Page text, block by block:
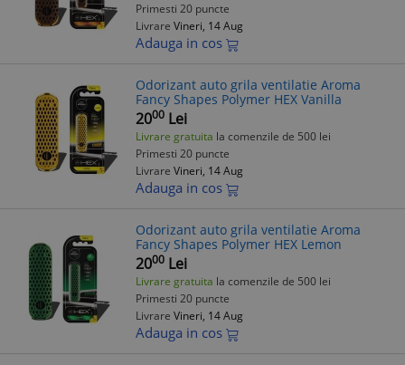
Primesti 20 puncte
Livrare Vineri, 14 Aug
Adauga in cos
Odorizant auto grila ventilatie Aroma
Fancy Shapes Polymer HEX Vanilla
2000 Lei
Livrare gratuita la comenzile de 500 lei
Primesti 20 puncte
Livrare Vineri, 14 Aug
Adauga in cos
Odorizant auto grila ventilatie Aroma
Fancy Shapes Polymer HEX Lemon
2000 Lei
Livrare gratuita la comenzile de 500 lei
Primesti 20 puncte
Livrare Vineri, 14 Aug
Adauga in cos